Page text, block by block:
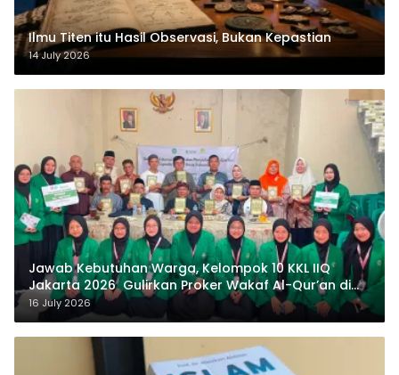
Ilmu Titen itu Hasil Observasi, Bukan Kepastian
14 July 2026
Jawab Kebutuhan Warga, Kelompok 10 KKL IIQ
Jakarta 2026 Gulirkan Proker Wakaf Al-Qur’an di
Sukamanah
16 July 2026